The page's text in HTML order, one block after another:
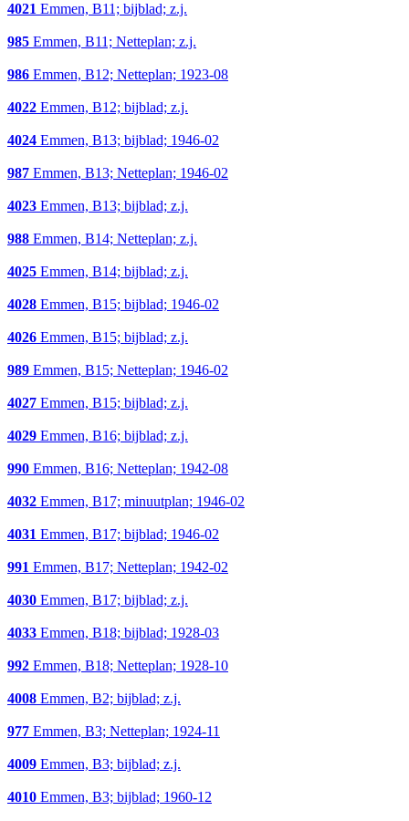
4021 Emmen, B11; bijblad; z.j.
985 Emmen, B11; Netteplan; z.j.
986 Emmen, B12; Netteplan; 1923-08
4022 Emmen, B12; bijblad; z.j.
4024 Emmen, B13; bijblad; 1946-02
987 Emmen, B13; Netteplan; 1946-02
4023 Emmen, B13; bijblad; z.j.
988 Emmen, B14; Netteplan; z.j.
4025 Emmen, B14; bijblad; z.j.
4028 Emmen, B15; bijblad; 1946-02
4026 Emmen, B15; bijblad; z.j.
989 Emmen, B15; Netteplan; 1946-02
4027 Emmen, B15; bijblad; z.j.
4029 Emmen, B16; bijblad; z.j.
990 Emmen, B16; Netteplan; 1942-08
4032 Emmen, B17; minuutplan; 1946-02
4031 Emmen, B17; bijblad; 1946-02
991 Emmen, B17; Netteplan; 1942-02
4030 Emmen, B17; bijblad; z.j.
4033 Emmen, B18; bijblad; 1928-03
992 Emmen, B18; Netteplan; 1928-10
4008 Emmen, B2; bijblad; z.j.
977 Emmen, B3; Netteplan; 1924-11
4009 Emmen, B3; bijblad; z.j.
4010 Emmen, B3; bijblad; 1960-12